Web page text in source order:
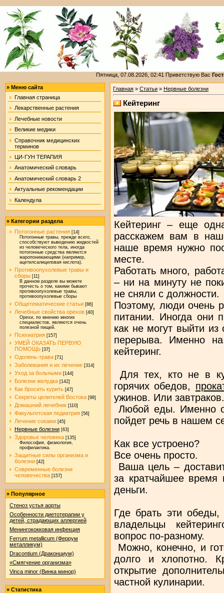
Пятница, 07.08.2026, 02:41Приветствую Вас
» Меню сайта
Главная страница
Лекарственные растения
Лечебные новости
Великие медики
Справочник медицинских
терминов
ЦИ-ГУН ТЕРАПИЯ
Анатомический словарь
Анатомический словарь 2
Актуальные рекомендации
Календула
» Категории раздела
Потогонные растения [14]
Потогонные травы, прежде всего,
способствуют выведению жидкостей
из человеческого тела, иногда
потогонные средства являются
жаропонижающими (например,
ацетилсалициловая кислота).
Противоопухолевые травы и
сборы [11]
В данном разделе вы можете
прочесть о том, какими бывают
противоопухолевые травы,
противоопухолевые сборы
Общетематические статьи [86]
Лечебные свойства орехов [40]
Орехи, по мнению многих
специалистов, являются очень
полезной пищей.
Психиатрия [157]
УМЕЙ ОКАЗАТЬ ПЕРВУЮ
ПОМОЩЬ [37]
Одолень-трава [71]
Заболевания и их лечение [314]
Уход за больными [144]
Болезни желудка [142]
Как бросить курить [47]
Секреты целителей Востока [98]
Домашний лечебник [110]
Факультетская педиатрия [56]
Лечение соками [45]
Нервные болезни [63]
Здоровье человека [135]
Философия, физиология,
профилактика.
Защитные силы организма и
болезни [42]
Современные болезни
человечества [157]
» Популярное
Стеноз устья аорты
Особенности диетотерапии у
детей, страдающих аллергией
Менингококковая инфекция
Ferrum metallicum (Феррум
металликум)
Dracontium (Драконциум)
«Смягчение организма»
Vinca minor (Винка минор)
» Статистика
Главная» Статьи» Нервные болезни
Кейтеринг
Кейтеринг – еще
расскажем вам в
наше время нужно
месте.
Работать много,
– ни на минуту не
не сняли с должности.
Поэтому, люди очень
питании. Иногда они
как не могут выйти
перерыва. Именно
кейтеринг.
Для тех, кто не в
горячих обедов,
ужинов. Или
Любой еды. Именно
пойдет речь в нашем
Как все устроено?
Все очень просто.
Ваша цель –
за кратчайшее время
деньги.
Где брать эти
владельцы
вопрос по-разному.
Можно, конечно, и
долго и хлопотно.
открытие
частной кулинарии.